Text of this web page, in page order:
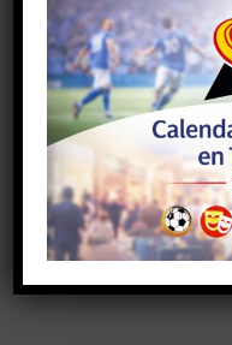
Facebook
Artículo anterior
VUELVE EL